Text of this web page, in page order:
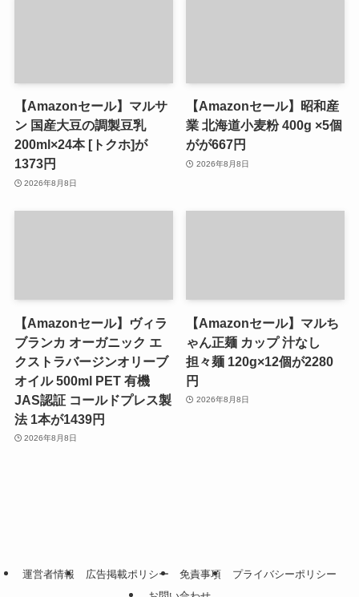
【Amazonセール】マルサ
ン 国産大豆の調製豆乳
200ml×24本 [トクホ]が
1373円
2026年8月8日
【Amazonセール】昭和産
業 北海道小麦粉 400g ×5個
がが667円
2026年8月8日
【Amazonセール】ヴィラ
ブランカ オーガニック エ
クストラバージンオリーブ
オイル 500ml PET 有機
JAS認証 コールドプレス製
法 1本が1439円
2026年8月8日
【Amazonセール】マルち
ゃん正麺 カップ 汁なし
担々麺 120g×12個が2280
円
2026年8月8日
運営者情報 広告掲載ポリシー 免責事項
プライバシーポリシー